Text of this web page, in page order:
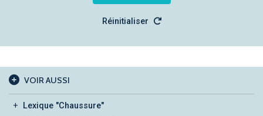
Réinitialiser
VOIR AUSSI
Lexique "Chaussure"